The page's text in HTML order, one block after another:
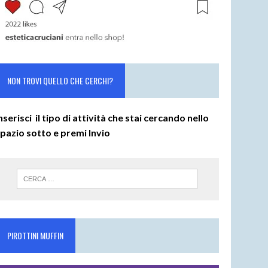
NON TROVI QUELLO CHE CERCHI?
il tipo di attività che stai cercando nello
sotto e premi Invio
PIROTTINI MUFFIN